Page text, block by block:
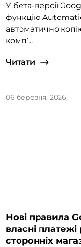
У бета-версії
функцію
автоматично
комп’...
Читати
06 березня, 2026
Нові правила
власні платежі
сторонніх